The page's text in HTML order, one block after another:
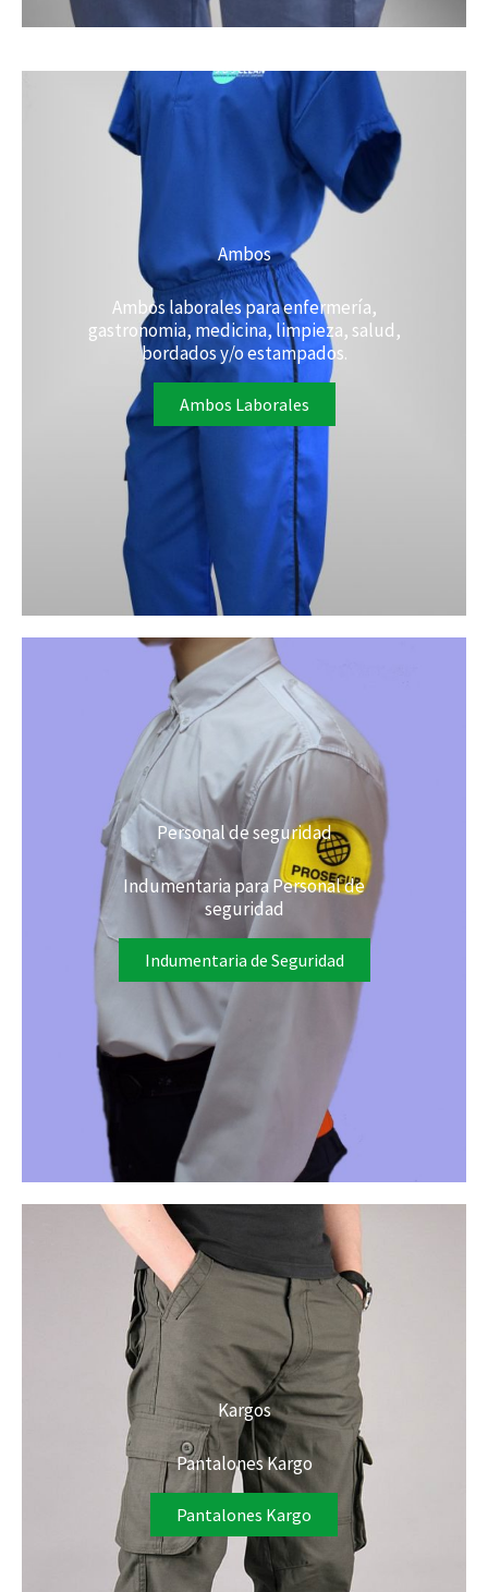
Ambos
Ambos laborales para enfermería,
gastronomia, medicina, limpieza, salud,
bordados y/o estampados.
Ambos Laborales
Personal de seguridad
Indumentaria para Personal de
seguridad
Indumentaria de Seguridad
Kargos
Pantalones Kargo
Pantalones Kargo